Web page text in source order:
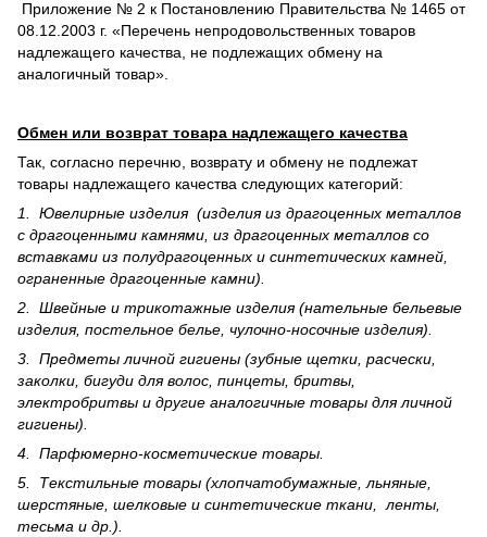
Приложение № 2 к Постановлению Правительства № 1465 от
08.12.2003 г. «Перечень непродовольственных товаров
надлежащего качества, не подлежащих обмену на
аналогичный товар».
Обмен или возврат товара надлежащего качества
Так, согласно перечню, возврату и обмену не подлежат
товары надлежащего качества следующих категорий:
1. Ювелирные изделия (изделия из драгоценных металлов
с драгоценными камнями, из драгоценных металлов со
вставками из полудрагоценных и синте­тических камней,
ограненные драгоценные камни).
2. Швейные и трикотажные изделия (нательные бельевые
изделия, постельное белье, чулочно-носочные изделия).
3. Предметы личной гигиены (зубные щетки, расчески,
заколки, бигуди для волос, пинцеты, бритвы,
электробритвы и другие аналогичные товары для личной
гигиены).
4. Парфюмерно-косметические товары.
5. Текстильные товары (хлопчатобумажные, льняные,
шерс­тя­ные, шелковые и синтетические ткани, ленты,
тесьма и др.).